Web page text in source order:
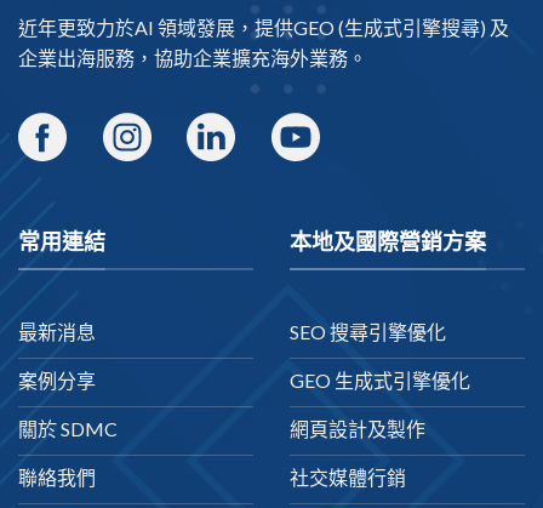
近年更致力於AI 領域發展，提供GEO(生成式引擎搜尋) 及
企業出海服務，協助企業擴充海外業務。
常用連結
最新消息
案例分享
關於 SDMC
聯絡我們
本地及國際營銷方案
SEO 搜尋引擎優化
GEO 生成式引擎優化
網頁設計及製作
社交媒體行銷